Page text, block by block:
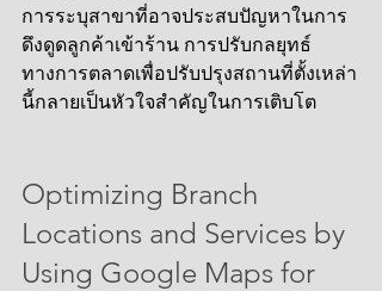
การระบุสาขาที่อาจประสบปัญหาในการ
ดึงดูดลูกค้าเข้าร้าน การปรับกลยุทธ์
ทางการตลาดเพื่อปรับปรุงสถานที่ตั้งเหล่า
นี้กลายเป็นหัวใจสำคัญในการเติบโต
Optimizing Branch
Locations and Services by
Using Google Maps for